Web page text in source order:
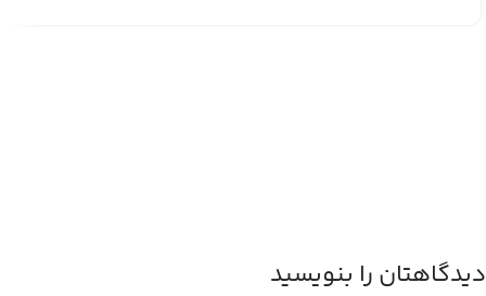
دیدگاهتان را بنویسید